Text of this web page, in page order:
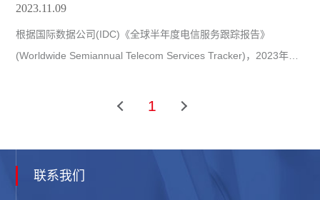
2023.11.09
根据国际数据公司(IDC)《全球半年度电信服务跟踪报告》
(Worldwide Semiannual Telecom Services Tracker)，2023年，
阿根廷等国发生恶性通货膨胀造成的。在这些国家，季度
1
联系我们